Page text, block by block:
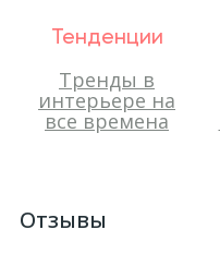
Тенденции
Тренды в
интерьере на
все времена
Отзывы